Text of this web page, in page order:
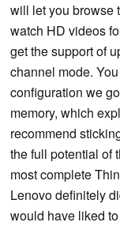
will let you browse
watch HD videos
get the support of
channel mode.
configuration we
memory, which
recommend
the full potential of
most complete
Lenovo definitely
would have liked